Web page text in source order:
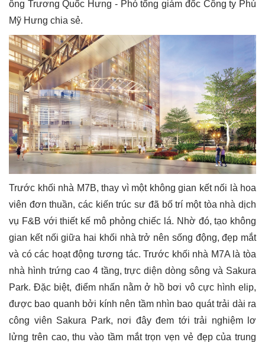
ông Trương Quốc Hưng - Phó tổng giám đốc Công ty Phú
Mỹ Hưng chia sẻ.
Trước khối nhà M7B, thay vì một không gian kết nối là hoa
viên đơn thuần, các kiến trúc sư đã bố trí một tòa nhà dịch
vụ F&B với thiết kế mô phỏng chiếc lá. Nhờ đó, tạo không
gian kết nối giữa hai khối nhà trở nên sống động, đẹp mắt
và có các hoạt động tương tác. Trước khối nhà M7A là tòa
nhà hình trứng cao 4 tầng, trực diện dòng sông và Sakura
Park. Đặc biệt, điểm nhấn nằm ở hồ bơi vô cực hình elip,
được bao quanh bởi kính nên tầm nhìn bao quát trải dài ra
công viên Sakura Park, nơi đây đem tới trải nghiệm lơ
lửng trên cao, thu vào tầm mắt trọn vẹn vẻ đẹp của trung